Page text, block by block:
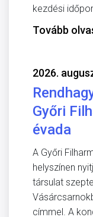
kezdési
Tovább
2026.
Győri
évada
A Győri
helyszínen
társulat
címmel. A